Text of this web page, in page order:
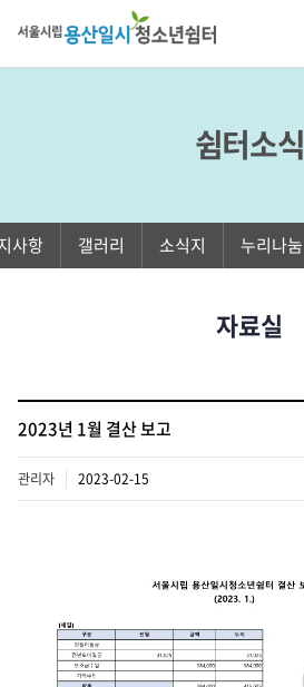
쉼터소식
사항 갤러리 소식지 누리나눔
자료실
2023년 1월 결산 보고
관리자 2023-02-15